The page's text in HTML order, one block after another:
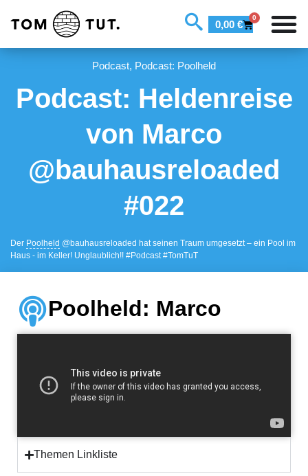
0,00 €
0
Podcast, Podcast: Poolheld
Podcast: Heldenreise
von Marco
@bauhausreloaded
#022
Der Poolheld @bauhausreloaded hat seinen Traum umgesetzt – ein Pool im
Haus - im Keller! Unglaublich!! #Podcast #TomTuT
Poolheld: Marco
Themen Linkliste